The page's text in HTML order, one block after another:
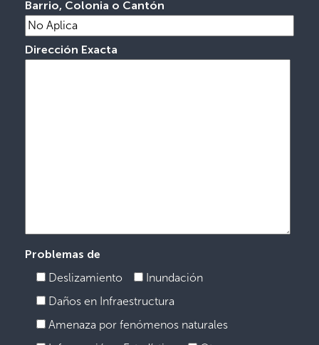
Barrio, Colonia o Cantón
Dirección Exacta
Problemas de
Deslizamiento
Inundación
Daños en Infraestructura
Amenaza por fenómenos naturales